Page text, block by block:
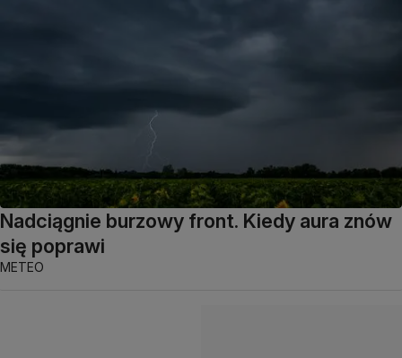
Nadciągnie burzowy front. Kiedy aura znów
się poprawi
METEO